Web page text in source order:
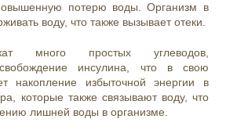
потерю воды. Организм в
воду, что также вызывает отеки.
много простых углеводов,
инсулина, что в свою
накопление избыточной энергии в
которые также связывают воду, что
лишней воды в организме.